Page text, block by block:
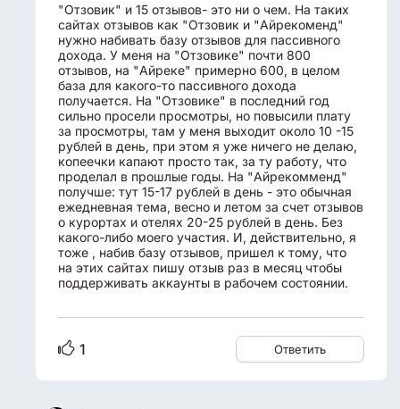
"Отзовик" и 15 отзывов- это ни о чем. На таких
сайтах отзывов как "Отзовик и "Айрекоменд"
нужно набивать базу отзывов для пассивного
дохода. У меня на "Отзовике" почти 800
отзывов, на "Айреке" примерно 600, в целом
база для какого-то пассивного дохода
получается. На "Отзовике" в последний год
сильно просели просмотры, но повысили плату
за просмотры, там у меня выходит около 10 -15
рублей в день, при этом я уже ничего не делаю,
копеечки капают просто так, за ту работу, что
проделал в прошлые годы. На "Айрекомменд"
получше: тут 15-17 рублей в день - это обычная
ежедневная тема, весно и летом за счет отзывов
о курортах и отелях 20-25 рублей в день. Без
какого-либо моего участия. И, действительно, я
тоже , набив базу отзывов, пришел к тому, что
на этих сайтах пишу отзыв раз в месяц чтобы
поддерживать аккаунты в рабочем состоянии.
1 Ответить